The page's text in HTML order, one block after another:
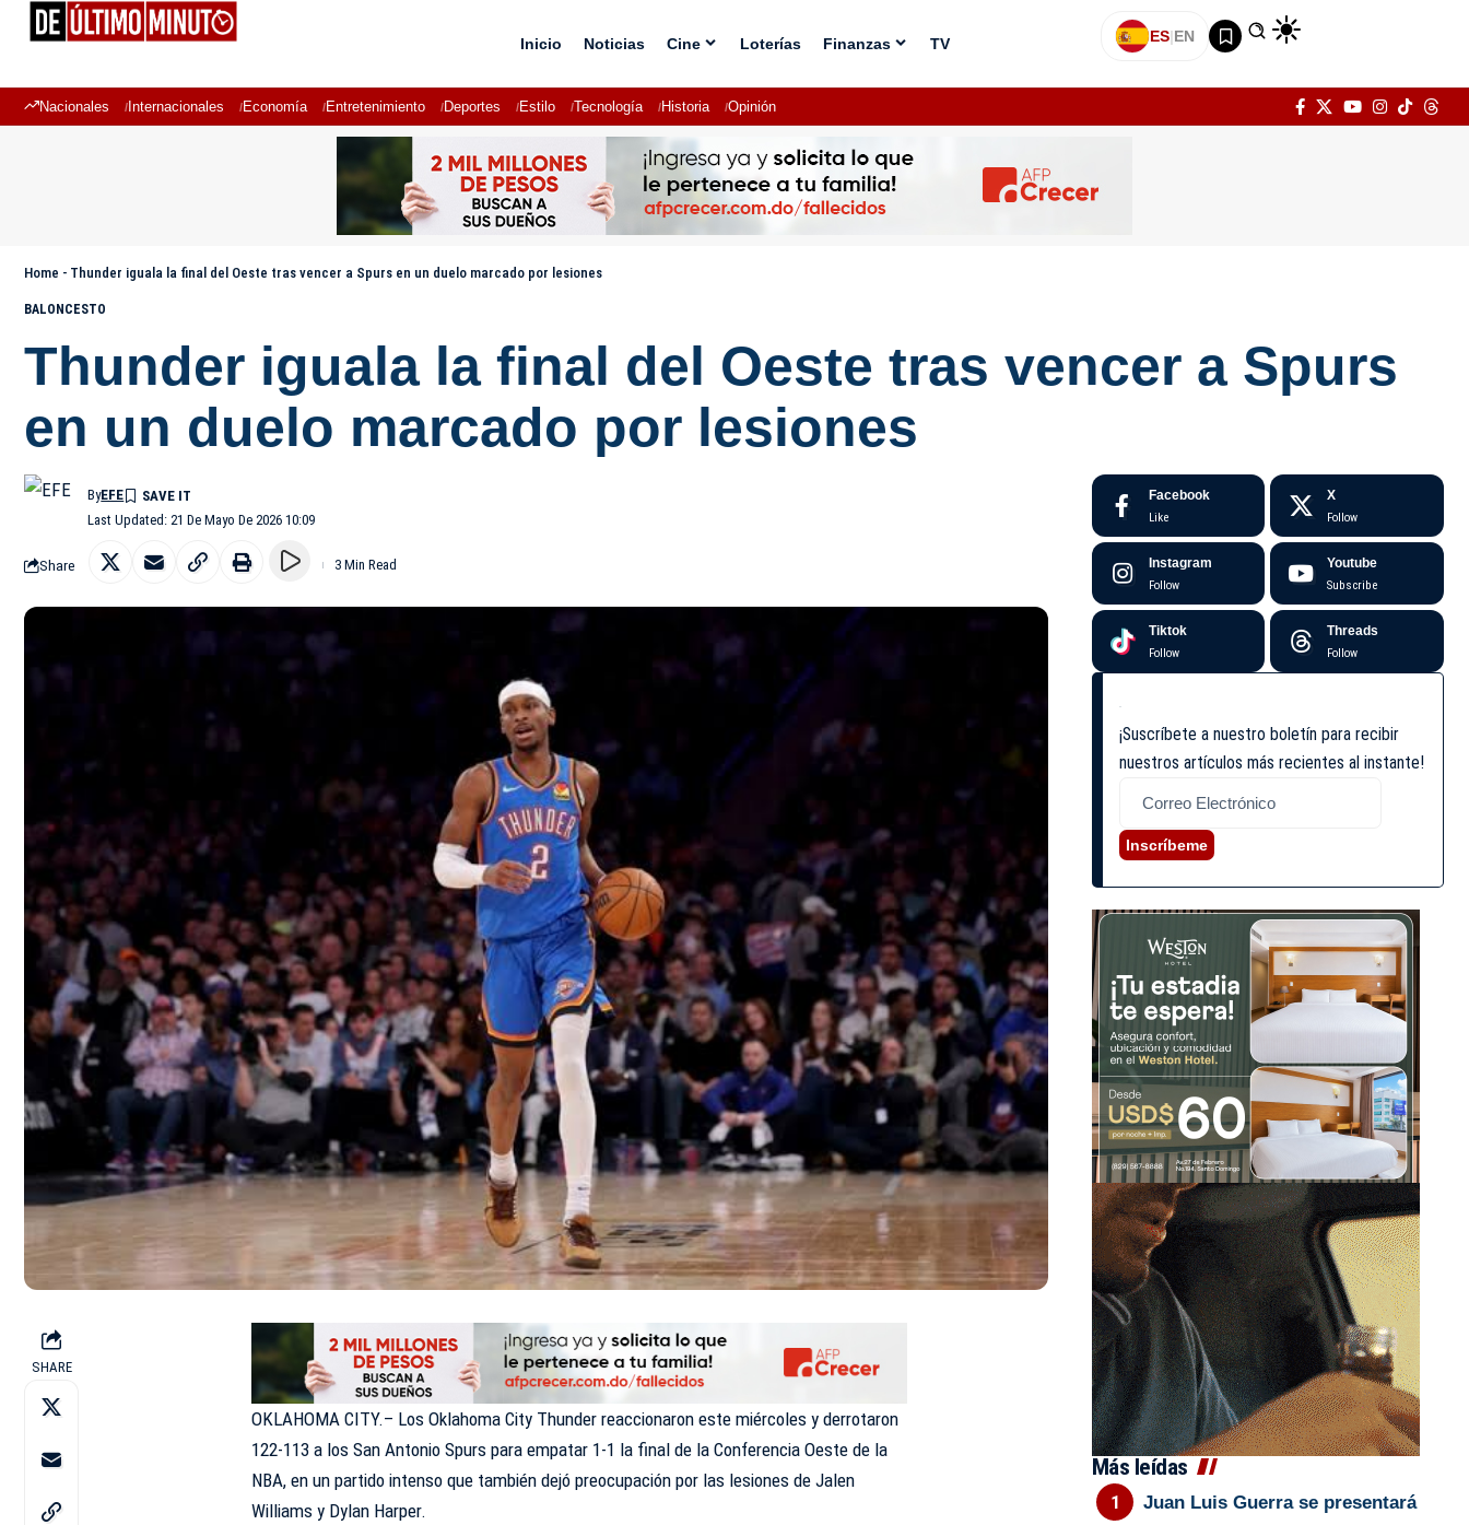
Inicio Noticias Cine Loterías Finanzas TV ES|EN
Nacionales Internacionales Economía Entretenimiento Deportes Estilo Tecnología Historia Opinión
Home - Thunder iguala la final del Oeste tras vencer a Spurs en un duelo marcado por lesiones
BALONCESTO
Thunder iguala la final del Oeste tras vencer a Spurs
en un duelo marcado por lesiones
Last Updated: 21 De Mayo De 2026 10:09
ByEFE
Share 3 Min Read
SHARE
OKLAHOMA CITY.– Los Oklahoma City Thunder reaccionaron este miércoles y derrotaron
122-113 a los San Antonio Spurs para empatar 1-1 la final de la Conferencia Oeste de la
NBA, en un partido intenso que también dejó preocupación por las lesiones de Jalen
Williams y Dylan Harper.
Facebook
Like
X
Follow
Instagram
Follow
Youtube
Subscribe
Tiktok
Follow
Threads
Follow
¡Suscríbete a nuestro boletín para recibir
nuestros artículos más recientes al instante!
Inscríbeme
Más leídas
Juan Luis Guerra se presentará